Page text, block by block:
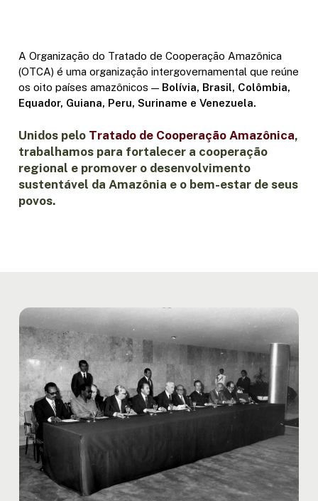
A Organização do Tratado de Cooperação Amazônica
(OTCA) é uma organização intergovernamental que reúne
os oito países amazônicos — Bolívia, Brasil, Colômbia,
Equador, Guiana, Peru, Suriname e Venezuela.
Unidos pelo Tratado de Cooperação Amazônica,
trabalhamos para fortalecer a cooperação
regional e promover o desenvolvimento
sustentável da Amazônia e o bem-estar de seus
povos.